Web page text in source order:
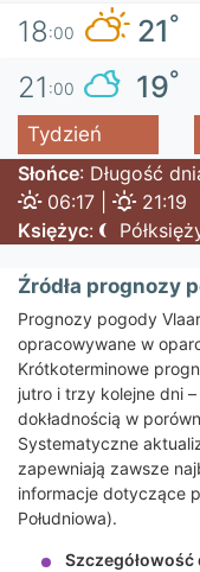
18:00 21°
21 :00 19°
Tydzień
Słońce: Długość
06:17 |
21:19
Księżyc:
Źródła prognozy
Prognozy pogody
opracowywane w
Krótkoterminowe
jutro i trzy kolejne dni
dokładnością w
Systematyczne
zapewniają zawsze
informacje dotyczące
Południowa).